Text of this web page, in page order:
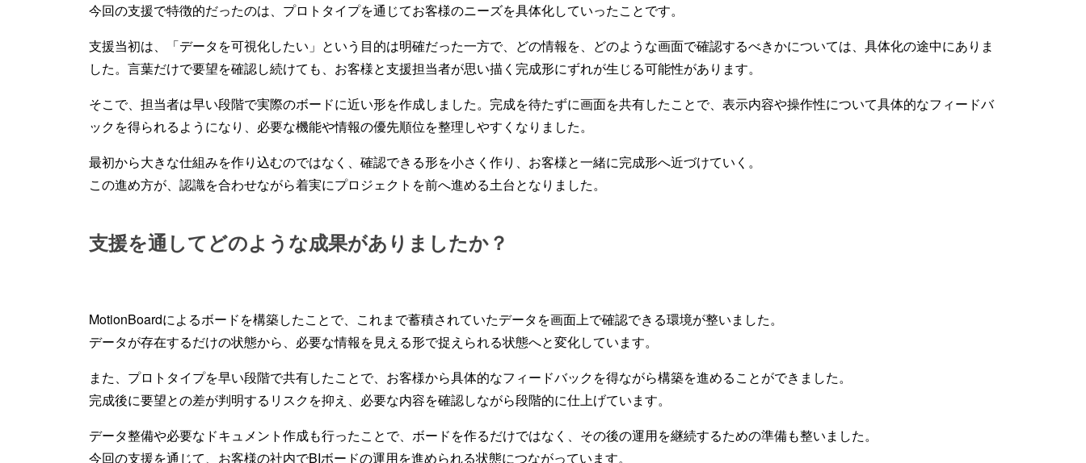
今回の支援で特徴的だったのは、プロトタイプを通じてお客様のニーズを具体化していったことです。
支援当初は、「データを可視化したい」という目的は明確だった一方で、どの情報を、どのような画面で確認するべきかについては、具体化の途中にありま
した。言葉だけで要望を確認し続けても、お客様と支援担当者が思い描く完成形にずれが生じる可能性があります。
そこで、担当者は早い段階で実際のボードに近い形を作成しました。完成を待たずに画面を共有したことで、表示内容や操作性について具体的なフィードバ
ックを得られるようになり、必要な機能や情報の優先順位を整理しやすくなりました。
最初から大きな仕組みを作り込むのではなく、確認できる形を小さく作り、お客様と一緒に完成形へ近づけていく。
この進め方が、認識を合わせながら着実にプロジェクトを前へ進める土台となりました。
支援を通してどのような成果がありましたか？
MotionBoardによるボードを構築したことで、これまで蓄積されていたデータを画面上で確認できる環境が整いました。
データが存在するだけの状態から、必要な情報を見える形で捉えられる状態へと変化しています。
また、プロトタイプを早い段階で共有したことで、お客様から具体的なフィードバックを得ながら構築を進めることができました。
完成後に要望との差が判明するリスクを抑え、必要な内容を確認しながら段階的に仕上げています。
データ整備や必要なドキュメント作成も行ったことで、ボードを作るだけではなく、その後の運用を継続するための準備も整いました。
今回の支援を通じて、お客様の社内でBIボードの運用を進められる状態につながっています。